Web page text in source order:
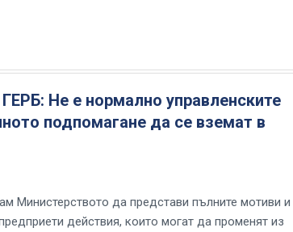
Не е нормално управленските
подпомагане да се вземат в
Министерството да представи пълните мотиви и
действия, които могат да променят из